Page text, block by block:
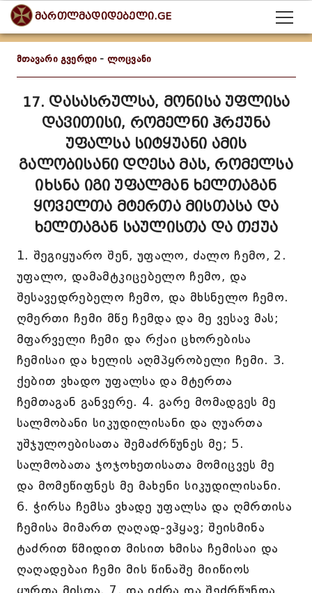
მართლმადიდებელი.GE
მთავარი გვერდი - ლოცვანი
17. დასასრულსა, მონისა უფლისა
დავითისი, რომელნი ჰრქუნა
უფალსა სიტყუანი ამის
გალობისანი დღესა მას, რომელსა
იხსნა იგი უფალმან ხელთაგან
ყოველთა მტერთა მისთასა და
ხელთაგან საულისთა და თქუა
1. შეგიყუარო შენ, უფალო, ძალო ჩემო, 2.
უფალო, დამამტკიცებელო ჩემო, და
შესავედრებელო ჩემო, და მხსნელო ჩემო.
ღმერთი ჩემი მწე ჩემდა და მე ვესავ მას;
მფარველი ჩემი და რქაი ცხორებისა
ჩემისაი და ხელის აღმპყრობელი ჩემი. 3.
ქებით ვხადო უფალსა და მტერთა
ჩემთაგან განვერე. 4. გარე მომადგეს მე
სალმობანი სიკუდილისანი და ღუართა
უშჯულოებისათა შემაძრწუნეს მე; 5.
სალმობათა ჯოჯოხეთისათა მომიცვეს მე
და მომეწიფნეს მე მახენი სიკუდილისანი.
6. ჭირსა ჩემსა ვხადე უფალსა და ღმრთისა
ჩემისა მიმართ ღაღად-ვჰყავ; შეისმინა
ტაძრით წმიდით მისით ხმისა ჩემისაი და
ღაღადებაი ჩემი მის წინაშე მიიწიოს